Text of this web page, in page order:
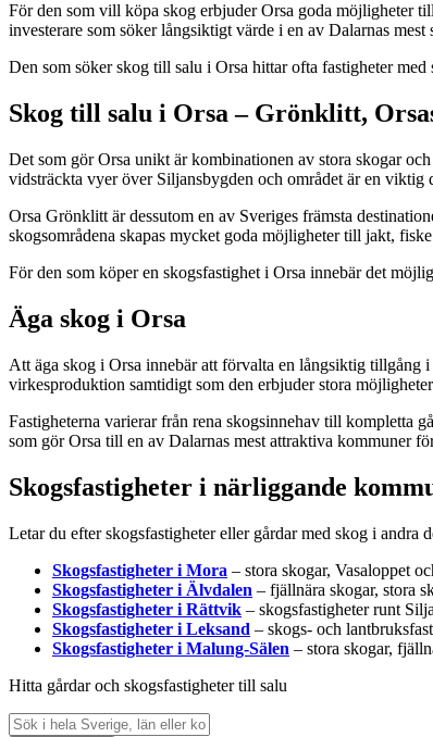
För den som vill köpa skog erbjuder Orsa goda möjligheter
investerare som söker långsiktigt värde i en av Dalarnas mest
Den som söker skog till salu i Orsa hittar ofta fastigheter
Skog till salu i Orsa – Grönklitt,
Det som gör Orsa unikt är kombinationen av stora skogar
vidsträckta vyer över Siljansbygden och området är en viktig
Orsa Grönklitt är dessutom en av Sveriges främsta
skogsområdena skapas mycket goda möjligheter till jakt,
För den som köper en skogsfastighet i Orsa innebär det
Äga skog i Orsa
Att äga skog i Orsa innebär att förvalta en långsiktig tillgång
virkesproduktion samtidigt som den erbjuder stora
Fastigheterna varierar från rena skogsinnehav till kompletta
som gör Orsa till en av Dalarnas mest attraktiva kommuner
Skogsfastigheter i närliggande
Letar du efter skogsfastigheter eller gårdar med skog i
Skogsfastigheter i Mora – stora skogar, Vasaloppet
Skogsfastigheter i Älvdalen – fjällnära skogar, stora
Skogsfastigheter i Rättvik – skogsfastigheter runt
Skogsfastigheter i Leksand – skogs- och
Skogsfastigheter i Malung-Sälen – stora skogar,
Hitta gårdar och skogsfastigheter till salu